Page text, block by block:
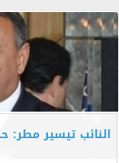
النائب تيسير مطر: